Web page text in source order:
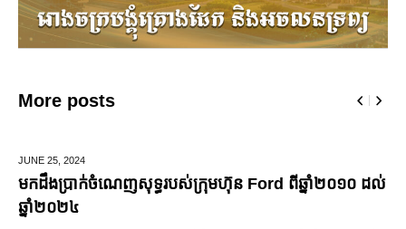
More posts
MARCH 14,2025
មកស្គាល់ពីប្រេននៃ​ fashion គ្រឿងពេជ្ររបស់សេដ្ឋីនី ម៉ៅ
ចំណាន